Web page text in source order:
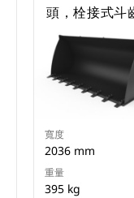
頭，栓接式斗
寬度
2036 mm
重量
395 kg